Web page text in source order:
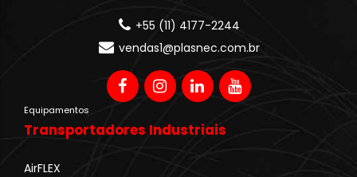
+55 (11) 4177-2244
vendas1@plasnec.com.br
Equipamentos
Transportadores Industriais
AirFLEX